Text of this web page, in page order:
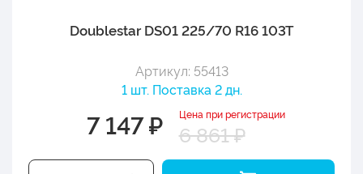
Doublestar DS01 225/70 R16 103T
Артикул: 55413
1 шт. Поставка 2 дн.
7 147 ₽ Цена при регистрации
6 861 ₽